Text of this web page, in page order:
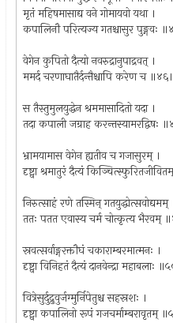
मृतं महिषमासाद्य वने गोमायवो यथा ।
कपालिनौ परित्यज्य गतश्चासुर पुङ्गवः
वेगेन कुपितो दैत्यो नवरुद्रानुपाद्रवत् ।
ममर्द चरणाघातैर्दन्तैश्चापि करेण च ॥४६॥
स तैस्तुमुलयुद्धेन श्रममासादितो यदा ।
तदा कपाली जग्राह करन्तस्यामरद्विषः
भ्रामयामास वेगेन ह्यतीव च गजासुरम् ।
दृष्ट्वा श्रमातुरं दैत्यं
निरुत्साहं रणे तस्मिन् गतयुद्धोत्सवोद्यमम्
ततः पतत एवास्य चर्म चोत्कृत्य भैरवम्
स्रवत्सर्वाङ्गरक्तौघं चकाराम्बरमात्मनः ।
दृष्ट्वा विनिहतं दैत्यं दानवेन्द्रा महाबलाः
वित्रेसुर्दुद्रुवुर्जग्मुर्निपेतुश्च सहस्रशः ।
दृष्ट्वा कपालिनो रूपं गजचर्माम्बरावृतम्